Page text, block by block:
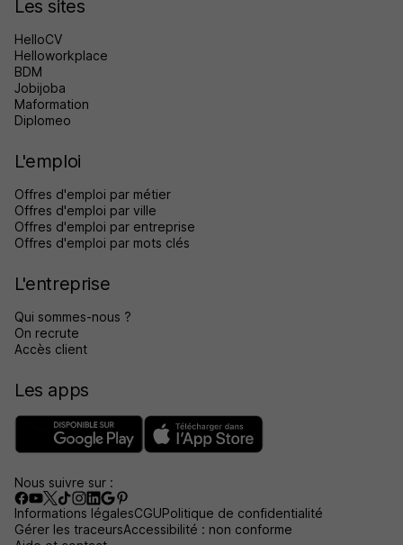
Les sites
HelloCV
Helloworkplace
BDM
Jobijoba
Maformation
Diplomeo
L'emploi
Offres d'emploi par métier
Offres d'emploi par ville
Offres d'emploi par entreprise
Offres d'emploi par mots clés
L'entreprise
Qui sommes-nous ?
On recrute
Accès client
Les apps
Nous suivre sur :
Informations légalesCGUPolitique de confidentialité
Gérer les traceursAccessibilité : non conforme